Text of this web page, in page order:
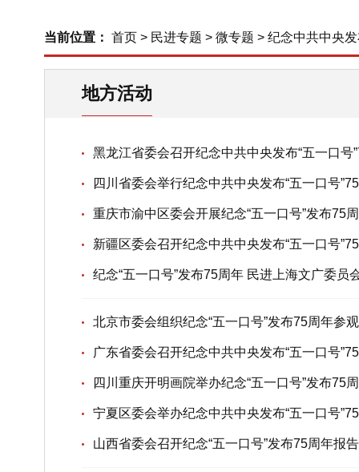
当前位置： 首页 > 民进专题 > 微专题 > 纪念中共中央发
地方活动
黑龙江省委会召开纪念中共中央发布“五一口号
四川省委会举行纪念中共中央发布“五一口号
重庆市渝中区委会开展纪念“五一口号”发布75
新疆区委会召开纪念中共中央发布“五一口号
纪念“五一口号”发布75周年 民进上海文广委员
北京市委会组织纪念“五一口号”发布75周年参
广东省委会召开纪念中共中央发布“五一口号
四川重庆开明画院举办纪念“五一口号”发布75
宁夏区委会举办纪念中共中央发布“五一口号
山西省委会召开纪念“五一口号”发布75周年报